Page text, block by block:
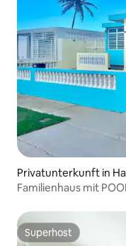
Privatunterkunft in
Familienhaus mit
Superhost
Superhost